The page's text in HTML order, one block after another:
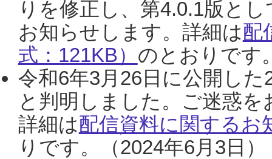
りを修正し、第4.0.1版と
お知らせします。詳細は配
式：121KB） のとおりです
令和6年3月26日に公開し
と判明しました。ご迷惑
詳細は配信資料に関するお
りです。（2024年6月3日）